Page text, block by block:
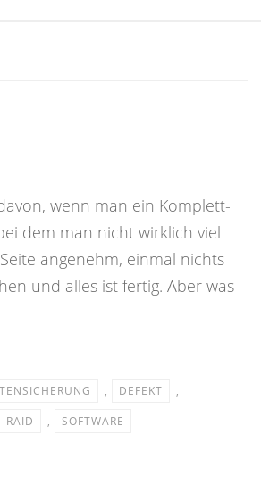
wenn man ein Komplett-
dem man nicht wirklich viel
angenehm, einmal nichts
und alles ist fertig. Aber was
, DEFEKT
,
RAID ,
SOFTWARE